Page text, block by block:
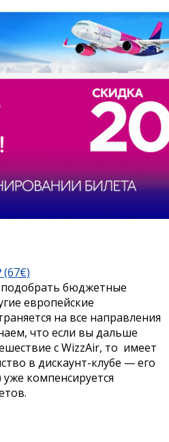
бюджетные
европейские
на все направления
что если вы дальше
с WizzAir, то имеет
в дискаунт-клубе — его
компенсируется